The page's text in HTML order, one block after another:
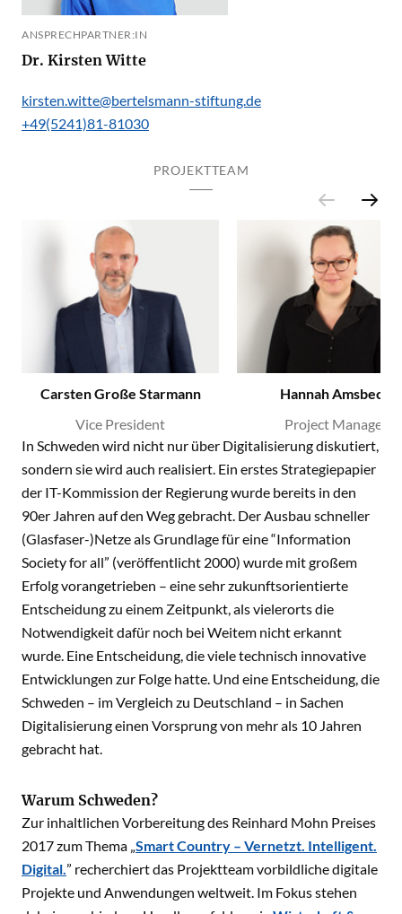
ANSPRECHPARTNER:IN
Dr. Kirsten Witte
kirsten.witte@bertelsmann-stiftung.de
+49(5241)81-81030
PROJEKTTEAM
Carsten Große Starmann
Vice President
Hannah Amsbeck
Project Manager
In Schweden wird nicht nur über Digitalisierung diskutiert,
sondern sie wird auch realisiert. Ein erstes Strategiepapier
der IT-Kommission der Regierung wurde bereits in den
90er Jahren auf den Weg gebracht. Der Ausbau schneller
(Glasfaser-)Netze als Grundlage für eine “Information
Society for all” (veröffentlicht 2000) wurde mit großem
Erfolg vorangetrieben – eine sehr zukunftsorientierte
Entscheidung zu einem Zeitpunkt, als vielerorts die
Notwendigkeit dafür noch bei Weitem nicht erkannt
wurde. Eine Entscheidung, die viele technisch innovative
Entwicklungen zur Folge hatte. Und eine Entscheidung, die
Schweden – im Vergleich zu Deutschland – in Sachen
Digitalisierung einen Vorsprung von mehr als 10 Jahren
gebracht hat.
Warum Schweden?
Zur inhaltlichen Vorbereitung des Reinhard Mohn Preises
2017 zum Thema „Smart Country – Vernetzt. Intelligent.
Digital.” recherchiert das Projektteam vorbildliche digitale
Projekte und Anwendungen weltweit. Im Fokus stehen